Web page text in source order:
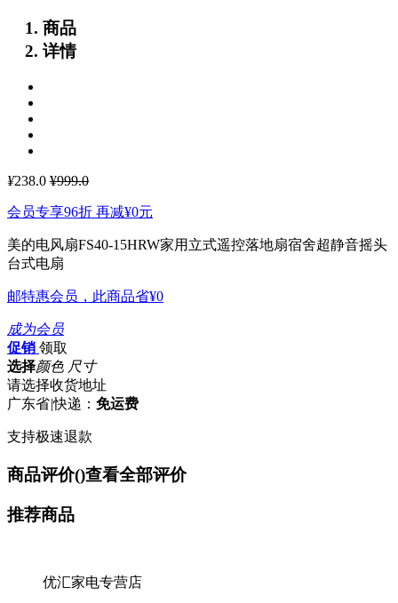
商品
详情
¥238.0 ¥999.0
会员专享96折 再减¥0元
美的电风扇FS40-15HRW家用立式遥控落地扇宿舍超静音摇头
台式电扇
邮特惠会员，此商品省¥0
成为会员
促销 领取
选择颜色 尺寸
请选择收货地址
广东省|快递： 免运费
支持极速退款
商品评价()查看全部评价
推荐商品
优汇家电专营店